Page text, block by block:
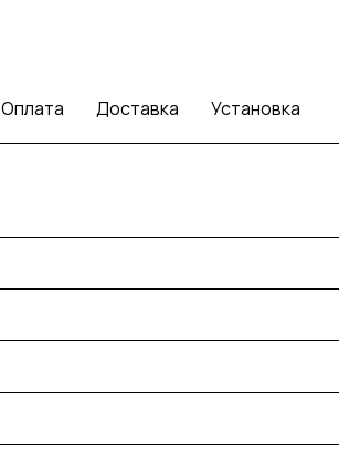
Оплата Доставка Установка